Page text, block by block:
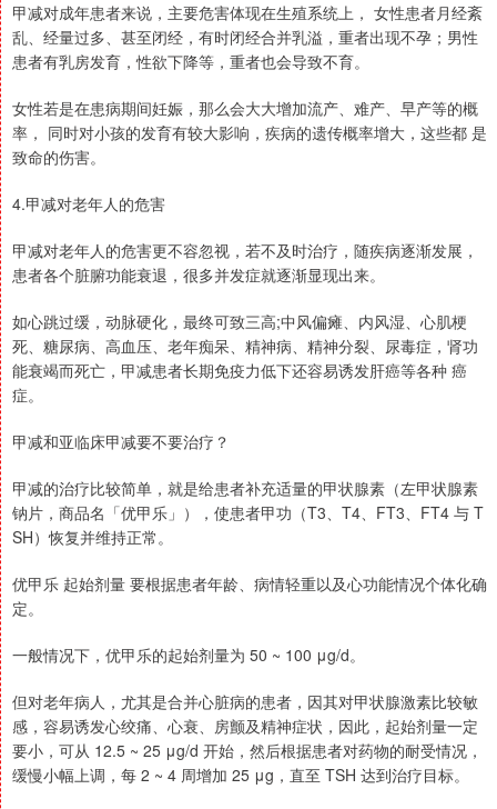
甲减对成年患者来说，主要危害体现在生殖系统上， 女性患者月经紊
乱、经量过多、甚至闭经，有时闭经合并乳溢，重者出现不孕；男性
患者有乳房发育，性欲下降等，重者也会导致不育。
女性若是在患病期间妊娠，那么会大大增加流产、难产、早产等的概
率， 同时对小孩的发育有较大影响，疾病的遗传概率增大，这些都 是
致命的伤害。
4.甲减对老年人的危害
甲减对老年人的危害更不容忽视，若不及时治疗，随疾病逐渐发展，
患者各个脏腑功能衰退，很多并发症就逐渐显现出来。
如心跳过缓，动脉硬化，最终可致三高;中风偏瘫、内风湿、心肌梗
死、糖尿病、高血压、老年痴呆、精神病、精神分裂、尿毒症，肾功
能衰竭而死亡，甲减患者长期免疫力低下还容易诱发肝癌等各种 癌
症。
甲减和亚临床甲减要不要治疗？
甲减的治疗比较简单，就是给患者补充适量的甲状腺素（左甲状腺素
钠片，商品名「优甲乐」），使患者甲功（T3、T4、FT3、FT4 与 T
SH）恢复并维持正常。
优甲乐 起始剂量 要根据患者年龄、病情轻重以及心功能情况个体化确
定。
一般情况下，优甲乐的起始剂量为 50 ~ 100 μg/d。
但对老年病人，尤其是合并心脏病的患者，因其对甲状腺激素比较敏
感，容易诱发心绞痛、心衰、房颤及精神症状，因此，起始剂量一定
要小，可从 12.5 ~ 25 μg/d 开始，然后根据患者对药物的耐受情况，
缓慢小幅上调，每 2 ~ 4 周增加 25 μg，直至 TSH 达到治疗目标。